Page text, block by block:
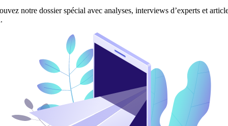
notre dossier spécial avec analyses, interviews d’experts et